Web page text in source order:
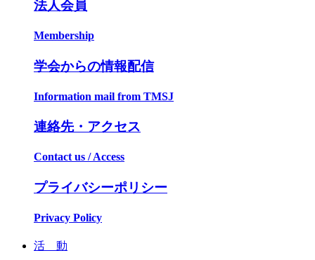
法人会員
Membership
学会からの情報配信
Information mail from TMSJ
連絡先・アクセス
Contact us / Access
プライバシーポリシー
Privacy Policy
活 動